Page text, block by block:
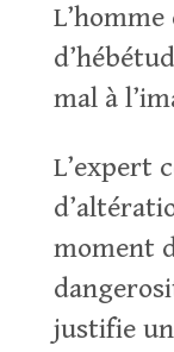
mal à
L’expert
moment
justifie